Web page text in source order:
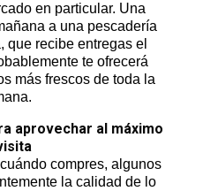
en particular. Una
a una pescadería
recibe entregas el
te ofrecerá
más frescos de toda la
aprovechar al máximo
compres, algunos
la calidad de lo